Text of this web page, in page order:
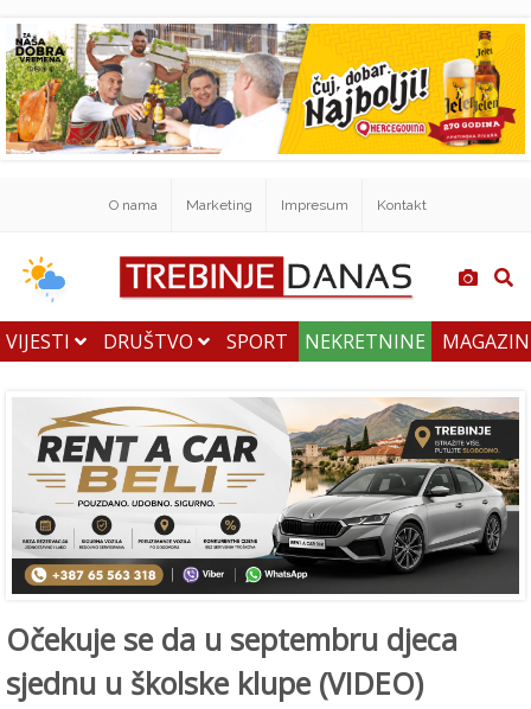
O nama Marketing Impresum Kontakt
VIJESTI DRUŠTVO SPORT NEKRETNINE
Očekuje se da u septembru djeca
sjednu u školske klupe (VIDEO)